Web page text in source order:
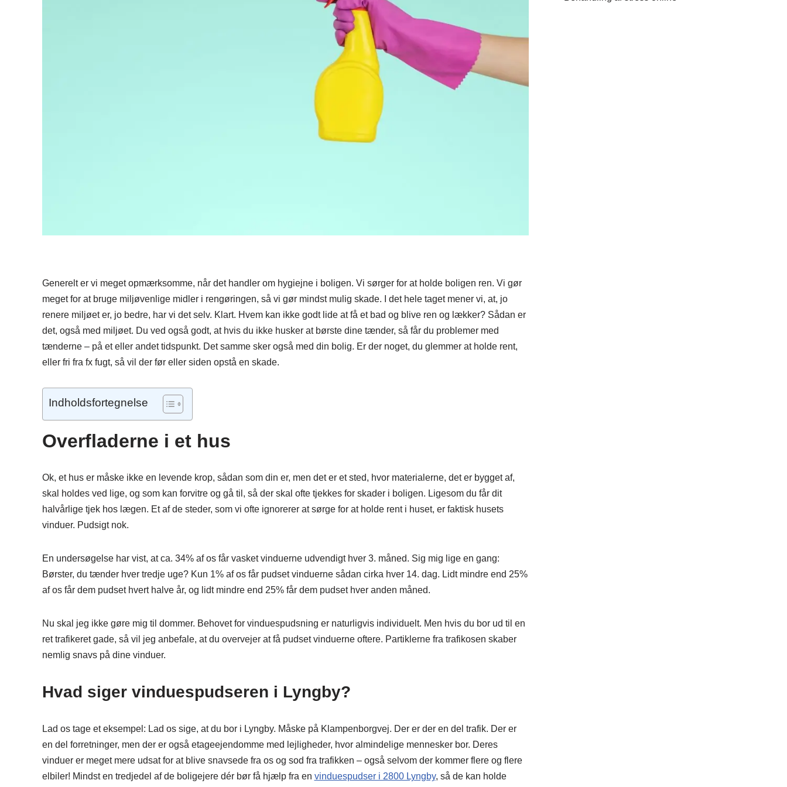
Generelt er vi meget opmærksomme, når det handler om hygiejne i boligen. Vi sørger for at holde boligen ren. Vi gør
meget for at bruge miljøvenlige midler i rengøringen, så vi gør mindst mulig skade. I det hele taget mener vi, at, jo
renere miljøet er, jo bedre, har vi det selv. Klart. Hvem kan ikke godt lide at få et bad og blive ren og lækker? Sådan er
det, også med miljøet. Du ved også godt, at hvis du ikke husker at børste dine tænder, så får du problemer med
tænderne – på et eller andet tidspunkt. Det samme sker også med din bolig. Er der noget, du glemmer at holde rent,
eller fri fra fx fugt, så vil der før eller siden opstå en skade.
Indholdsfortegnelse
Overfladerne i et hus
Ok, et hus er måske ikke en levende krop, sådan som din er, men det er et sted, hvor materialerne, det er bygget af,
skal holdes ved lige, og som kan forvitre og gå til, så der skal ofte tjekkes for skader i boligen. Ligesom du får dit
halvårlige tjek hos lægen. Et af de steder, som vi ofte ignorerer at sørge for at holde rent i huset, er faktisk husets
vinduer. Pudsigt nok.
En undersøgelse har vist, at ca. 34% af os får vasket vinduerne udvendigt hver 3. måned. Sig mig lige en gang:
Børster, du tænder hver tredje uge? Kun 1% af os får pudset vinduerne sådan cirka hver 14. dag. Lidt mindre end 25%
af os får dem pudset hvert halve år, og lidt mindre end 25% får dem pudset hver anden måned.
Nu skal jeg ikke gøre mig til dommer. Behovet for vinduespudsning er naturligvis individuelt. Men hvis du bor ud til en
ret trafikeret gade, så vil jeg anbefale, at du overvejer at få pudset vinduerne oftere. Partiklerne fra trafikosen skaber
nemlig snavs på dine vinduer.
Hvad siger vinduespudseren i Lyngby?
Lad os tage et eksempel: Lad os sige, at du bor i Lyngby. Måske på Klampenborgvej. Der er der en del trafik. Der er
en del forretninger, men der er også etageejendomme med lejligheder, hvor almindelige mennesker bor. Deres
vinduer er meget mere udsat for at blive snavsede fra os og sod fra trafikken – også selvom der kommer flere og flere
elbiler! Mindst en tredjedel af de boligejere dér bør få hjælp fra en vinduespudser i 2800 Lyngby, så de kan holde